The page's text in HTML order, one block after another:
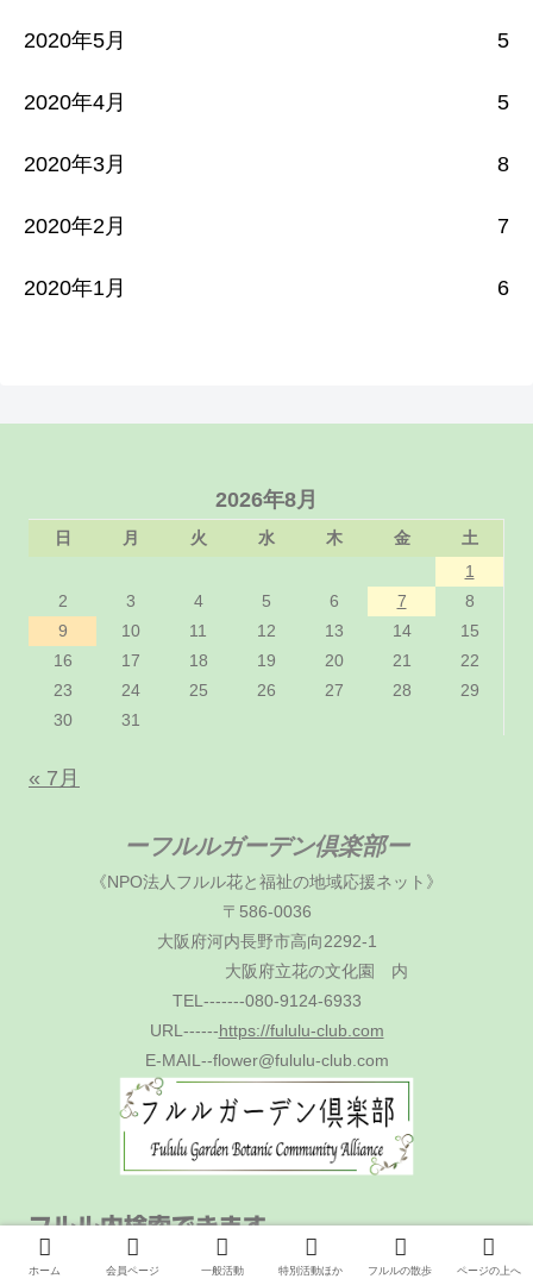
2020年5月 5
2020年4月 5
2020年3月 8
2020年2月 7
2020年1月 6
2026年8月
日 月 火 水 木 金
土
1
2
3 4 5 6 7
8
9
10 11 12 13 14
15
16
17 18 19 20 21
22
23
24 25 26 27 28
29
30
31
« 7月
ーフルルガーデン倶楽部ー
《NPO法人フルル花と福祉の地域応援ネット》
〒586-0036
大阪府河内長野市高向2292-1
大阪府立花の文化園 内
TEL-------080-9124-6933
URL------https://fululu-club.com
E-MAIL--flower@fululu-club.com
フルル内検索できます。
ホーム 会員ページ 一般活動 特別活動ほか フルルの散歩 ページの上へ